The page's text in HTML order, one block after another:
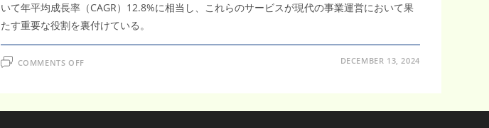
いて年平均成長率（CAGR）12.8%に相当し、これらのサービスが現代の事業運営において果
たす重要な役割を裏付けている。
COMMENTS OFFON
ジ
DECEMBER 13, 2024